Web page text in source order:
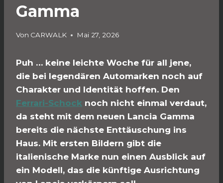
Gamma
Von CARWALK Mai 27, 2026
Puh … keine leichte Woche für all jene,
die bei legendären Automarken noch auf
Charakter und Identität hoffen. Den
Ferrari-Schock noch nicht einmal verdaut,
da steht mit dem neuen Lancia Gamma
bereits die nächste Enttäuschung ins
Haus. Mit ersten Bildern gibt die
italienische Marke nun einen Ausblick auf
ein Modell, das die künftige Ausrichtung